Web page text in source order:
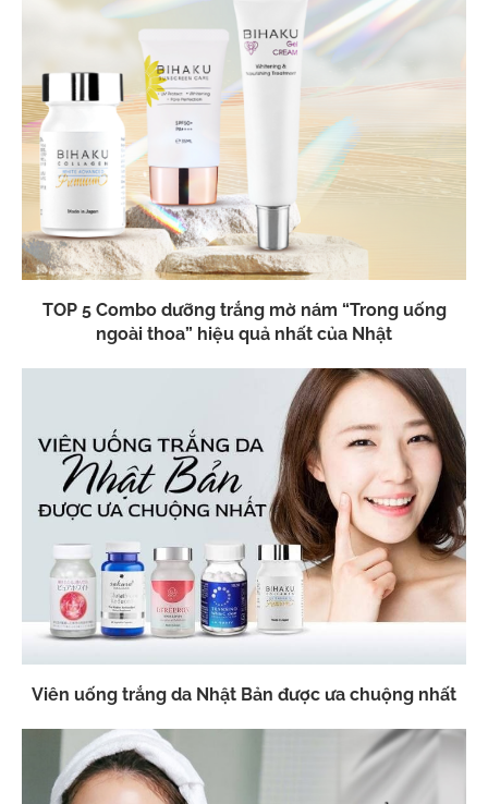
TOP 5 Combo dưỡng trắng mờ nám “Trong uống
ngoài thoa” hiệu quả nhất của Nhật
Viên uống trắng da Nhật Bản được ưa chuộng nhất